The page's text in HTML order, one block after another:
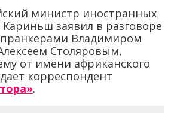
министр иностранных
заявил в разговоре
Владимиром
Столяровым,
от имени африканского
корреспондент
.